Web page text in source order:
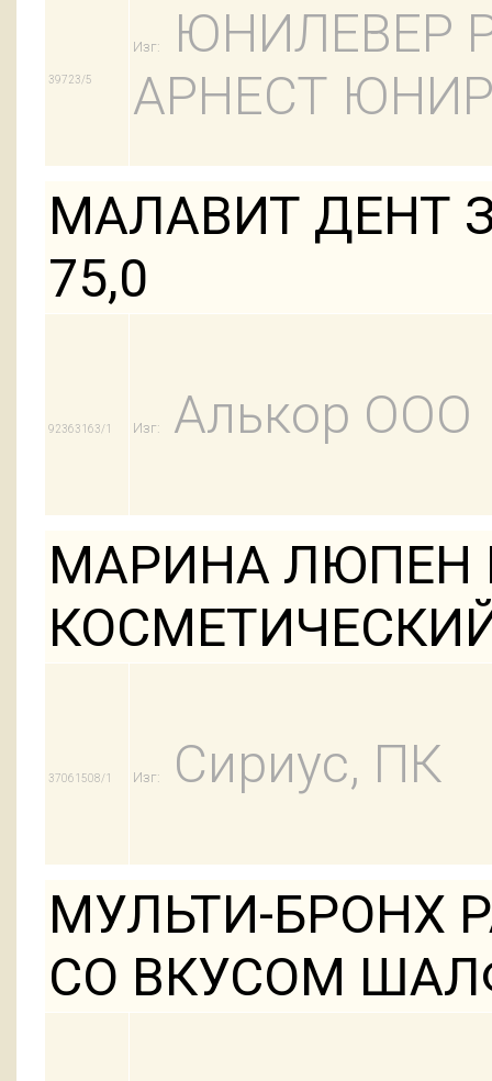
39723/5
Изг:
ЮНИЛЕВЕР
АРНЕСТ
МАЛАВИТ ДЕНТ
75,0
92363163/1 Изг: Алькор ООО
МАРИНА ЛЮПЕН
37061508/1 Изг: Сириус, ПК
МУЛЬТИ-БРОНХ
СО ВКУСОМ